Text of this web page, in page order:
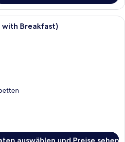
Ein modernes Hotelzimmer mit zwei
with Breakfast)
auswählen und Preise sehen